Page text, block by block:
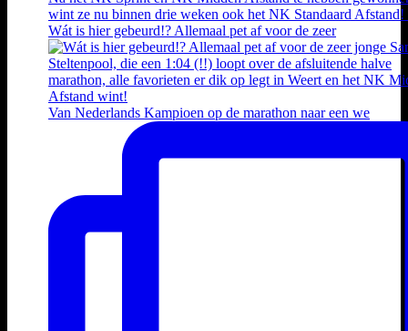
Wát is hier gebeurd!? Allemaal pet af voor de zeer
Van Nederlands Kampioen op de marathon naar een we